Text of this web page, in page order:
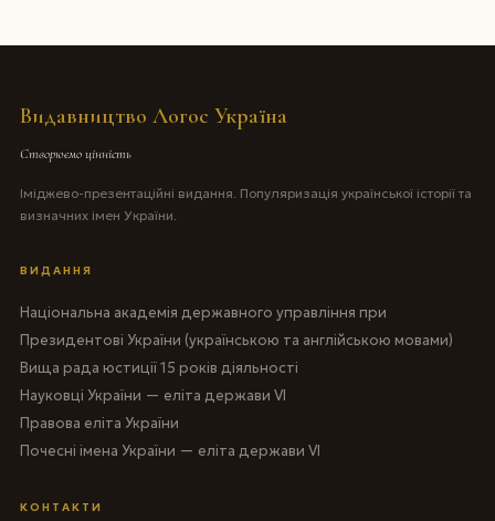
Видавництво Логос Україна
Створюємо цінність
Іміджево-презентаційні видання. Популяризація української історії та
визначних імен України.
ВИДАННЯ
Національна академія державного управління при
Президентові України (українською та англійською мовами)
Вища рада юстиції 15 років діяльності
Науковці України — еліта держави VI
Правова еліта України
Почесні імена України — еліта держави VI
КОНТАКТИ